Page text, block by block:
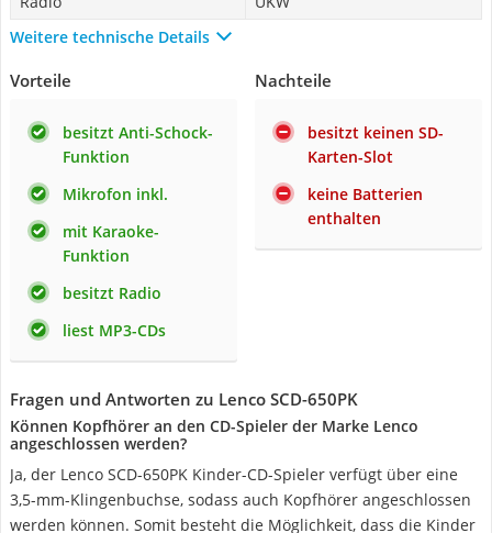
Weitere technische Details
Vorteile
besitzt Anti-Schock-
Funktion
Mikrofon inkl.
mit Karaoke-
Funktion
besitzt Radio
liest MP3-CDs
Nachteile
besitzt keinen SD-
Karten-Slot
keine Batterien
enthalten
Fragen und Antworten zu Lenco SCD-650PK
Können Kopfhörer an den CD-Spieler der Marke Lenco
angeschlossen werden?
Ja, der Lenco SCD-650PK Kinder-CD-Spieler verfügt über eine
3,5-mm-Klingenbuchse, sodass auch Kopfhörer angeschlossen
werden können. Somit besteht die Möglichkeit, dass die Kinder